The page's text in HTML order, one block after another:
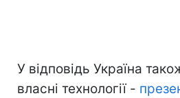
У відповідь Україна
власні технології -